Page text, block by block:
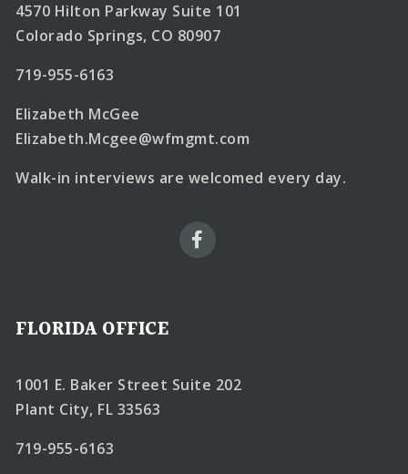
4570 Hilton Parkway Suite 101
Colorado Springs, CO 80907
719-955-6163
Elizabeth McGee
Elizabeth.Mcgee@wfmgmt.com
Walk-in interviews are welcomed every day.
FLORIDA OFFICE
1001 E. Baker Street Suite 202
Plant City, FL 33563
719-955-6163